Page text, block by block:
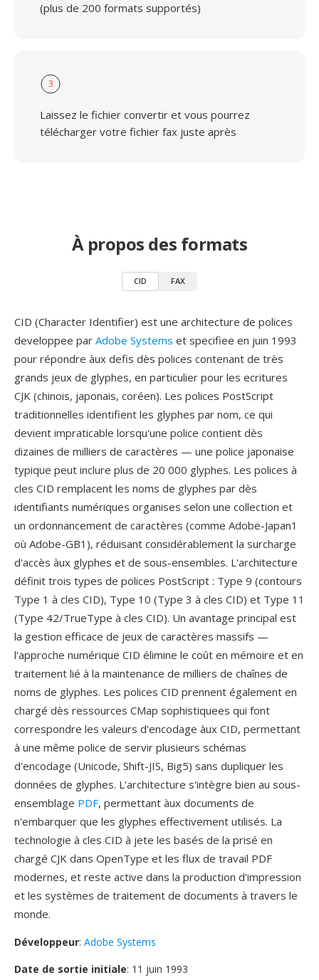
(plus de 200 formats supportés)
3
Laissez le fichier convertir et vous pourrez
télécharger votre fichier fax juste après
À propos des formats
CID FAX
CID (Character Identifier) est une architecture de polices
developpee par Adobe Systems et specifiee en juin 1993
pour répondre àux defis dès polices contenant de très
grands jeux de glyphes, en particulier pour les ecritures
CJK (chinois, japonais, coréen). Les polices PostScript
traditionnelles identifient les glyphes par nom, ce qui
devient impraticable lorsqu'une police contient dès
dizaines de milliers de caractères — une police japonaise
typique peut inclure plus de 20 000 glyphes. Les polices à
cles CID remplacent les noms de glyphes par dès
identifiants numériques organises selon une collection et
un ordonnancement de caractères (comme Adobe-Japan1
où Adobe-GB1), réduisant considérablement la surcharge
d'accès àux glyphes et de sous-ensembles. L'architecture
définit trois types de polices PostScript : Type 9 (contours
Type 1 à cles CID), Type 10 (Type 3 à cles CID) et Type 11
(Type 42/TrueType à cles CID). Un avantage principal est
la gestion efficace de jeux de caractères massifs —
l'approche numérique CID élimine le coût en mémoire et en
traitement lié à la maintenance de milliers de chaînes de
noms de glyphes. Les polices CID prennent également en
chargé dès ressources CMap sophistiquees qui font
correspondre les valeurs d'encodage àux CID, permettant
à une même police de servir plusieurs schémas
d'encodage (Unicode, Shift-JIS, Big5) sans dupliquer les
données de glyphes. L'architecture s'intègre bien au sous-
ensemblage PDF, permettant àux documents de
n'embarquer que les glyphes effectivement utilisés. La
technologie à cles CID à jete les basés de la prisé en
chargé CJK dans OpenType et les flux de travail PDF
modernes, et reste active dans la production d'impression
et les systèmes de traitement de documents à travers le
monde.
Développeur: Adobe Systems
Date de sortie initiale: 11 juin 1993